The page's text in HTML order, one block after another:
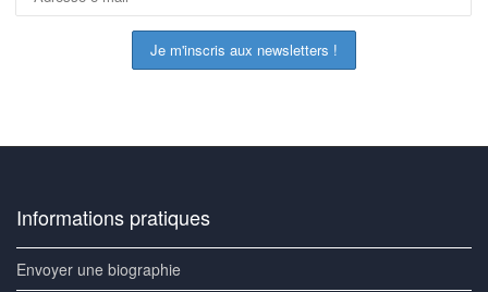
Informations pratiques
Envoyer une biographie